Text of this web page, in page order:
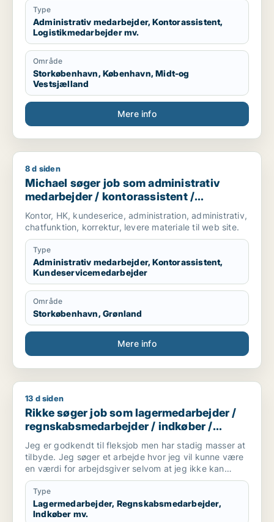
Type
Administrativ medarbejder, Kontorassistent,
Logistikmedarbejder mv.
Område
Storkøbenhavn, København, Midt-og
Vestsjælland
Mere info
Michael søger job som administrativ medarbejder /
8 d siden
Michael søger job som administrativ
medarbejder / kontorassistent /
kundeservicemedarbejder
Kontor, HK, kundeserice, administration, administrativ,
chatfunktion, korrektur, levere materiale til web site.
Type
Administrativ medarbejder, Kontorassistent,
Kundeservicemedarbejder
Område
Storkøbenhavn, Grønland
Mere info
Rikke søger job som lagermedarbejder /
13 d siden
Rikke søger job som lagermedarbejder /
regnskabsmedarbejder / indkøber /
receptionist / maskintekniker
Jeg er godkendt til fleksjob men har stadig masser at
tilbyde. Jeg søger et arbejde hvor jeg vil kunne være
en værdi for arbejdsgiver selvom at jeg ikke kan
arbejde i en fuldtidsstilling. Jeg er ikke bleg for at
prøve noget nyt og søger derfor ikke kun inde for en
bestemt branche
Type
Lagermedarbejder, Regnskabsmedarbejder,
Indkøber mv.